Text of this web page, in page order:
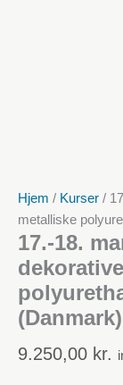
Hjem / Kurser /
metalliske
17.-18.
(Danmark)
9.250,00 kr.